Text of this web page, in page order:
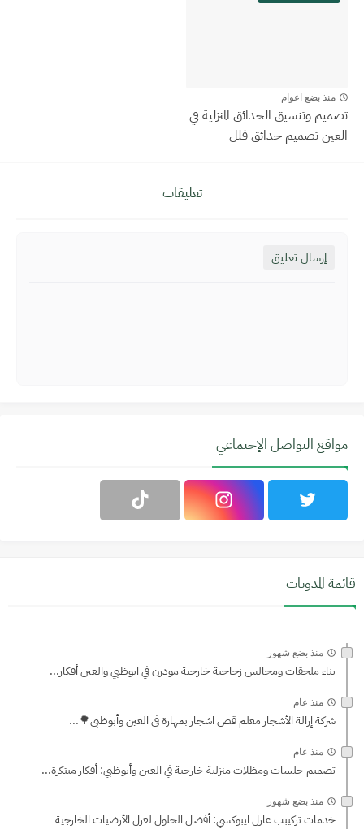
منذ بضع اعوام
تصميم وتنسيق الحدائق المنزلية في
العين تصميم حدائق فلل
تعليقات
إرسال تعليق
مواقع التواصل الإجتماعي
قائمة المدونات
منذ بضع شهور
بناء ملحقات ومجالس زجاجية خارجية مودرن في ابوظبي والعين أفكار...
منذ عام
شركة إزالة الأشجار معلم قص اشجار بمهارة في العين وأبوظبي🌳...
منذ عام
تصميم جلسات ومظلات منزلية خارجية في العين وأبوظبي: أفكار مبتكرة...
منذ بضع شهور
خدمات تركيبب عازل ايبوكسي: أفضل الحلول لعزل الأرضيات الخارجية